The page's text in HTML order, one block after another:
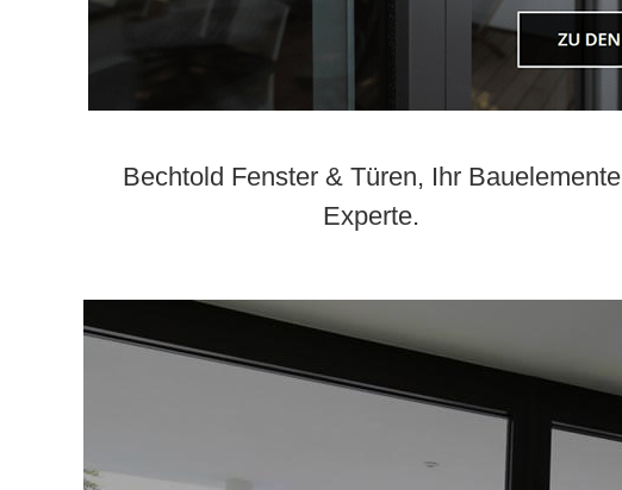
Bechtold Fenster & Türen, Ihr Bauelemente
Experte.